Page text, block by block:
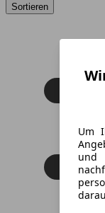
Um
und
Sortieren